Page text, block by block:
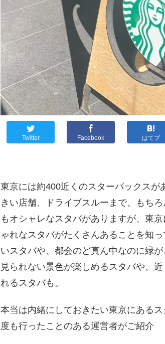
Twitter Facebook はてブ
東京には約400近くのスターバックスが
きい店舗、ドライブスルーまで。もち
もオシャレなスタバがありますが、東
ゃれなスタバがたくさんあることを知
いスタバや、都会のど真ん中なのに緑
見られない景色が楽しめるスタバや、
れるスタバも。
本当は内緒にしておきたい東京にある
度も行ったことのある運営者がご紹介